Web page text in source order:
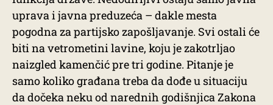
uprava i javna preduzeća – dakle mesta
pogodna za partijsko zapošljavanje. Svi ostali će
biti na vetrometini lavine, koju je zakotrljao
naizgled kamenčić pre tri godine. Pitanje je
samo koliko građana treba da dođe u situaciju
da dočeka neku od narednih godišnjica Zakona